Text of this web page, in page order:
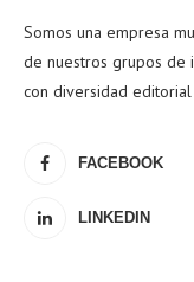
Somos una empresa
de nuestros grupos de
con diversidad editorial
FACEBOOK
LINKEDIN